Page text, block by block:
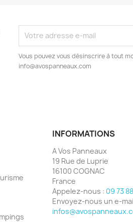
Vous pouvez vous désinscrire à tout
info@avospanneaux.com
INFORMATIONS
A Vos Panneaux
19 Rue de Luprie
16100 COGNAC
France
Appelez-nous : 09 73
Envoyez-nous un e-